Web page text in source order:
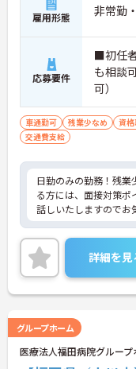
雇用形態 非常勤
応募要件
■初任
も相談
可）
車通勤可 残業少なめ 資
交通費支給
日勤のみの勤務！残
る方には、面接対策ポ
話しいたしますのでお
詳細を見
グループホーム
医療法人福田病院グルー